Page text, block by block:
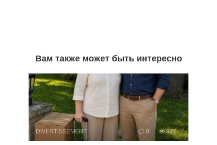
Вам также может быть интересно
DIVERTISSEMENT 0 377